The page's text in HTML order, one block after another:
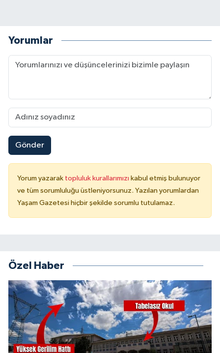
Yorumlar
Gönder
Yorum yazarak topluluk kurallarımızı kabul etmiş bulunuyor
ve tüm sorumluluğu üstleniyorsunuz. Yazılan yorumlardan
Yaşam Gazetesi hiçbir şekilde sorumlu tutulamaz.
Özel Haber